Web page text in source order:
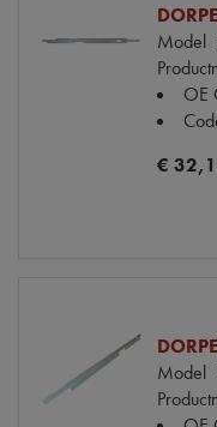
Model
OE
€
Model